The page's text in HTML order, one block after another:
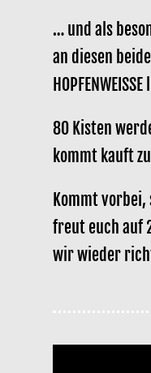
… und als
an diesen
80 Kisten
kommt kauft
Kommt
freut euch auf
wir wieder